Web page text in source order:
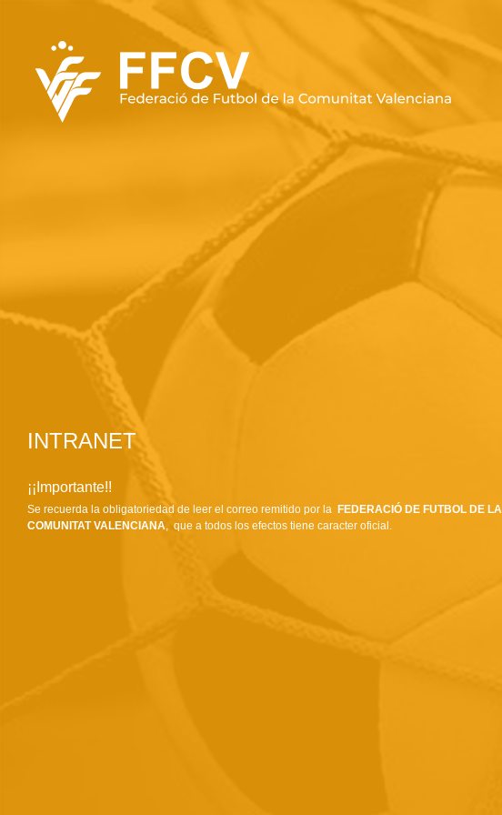
INTRANET
¡¡Importante!!
Se recuerda la obligatoriedad de leer el correo remitido por la FEDERACIÓ DE FUTBOL DE LA
COMUNITAT VALENCIANA , que a todos los efectos tiene caracter oficial.